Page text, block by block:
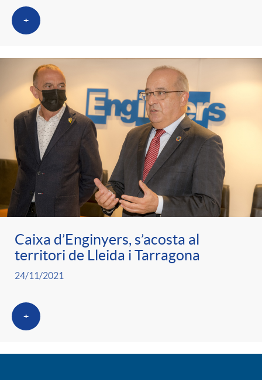
+
Caixa d’Enginyers, s’acosta al
territori de Lleida i Tarragona
24/11/2021
+